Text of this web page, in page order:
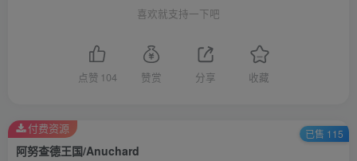
喜欢就支持一下吧
点赞 104 赞赏 分享 收藏
阿努查德王国/Anuchard
付费资源 已售 115